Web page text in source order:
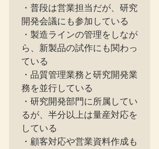
・普段は営業担当だが、研究
開発会議にも参加している
・製造ラインの管理をしなが
ら、新製品の試作にも関わっ
ている
・品質管理業務と研究開発業
務を並行している
・研究開発部門に所属してい
るが、半分以上は量産対応を
している
・顧客対応や営業資料作成も